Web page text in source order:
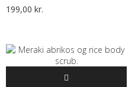
199,00 kr.